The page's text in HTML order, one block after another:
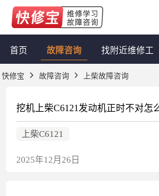
首页 故障咨询 找附近维修工
快修宝 故障咨询 上柴故障咨询
挖机上柴C6121发动机正时不对怎
上柴C6121
2025年12月26日